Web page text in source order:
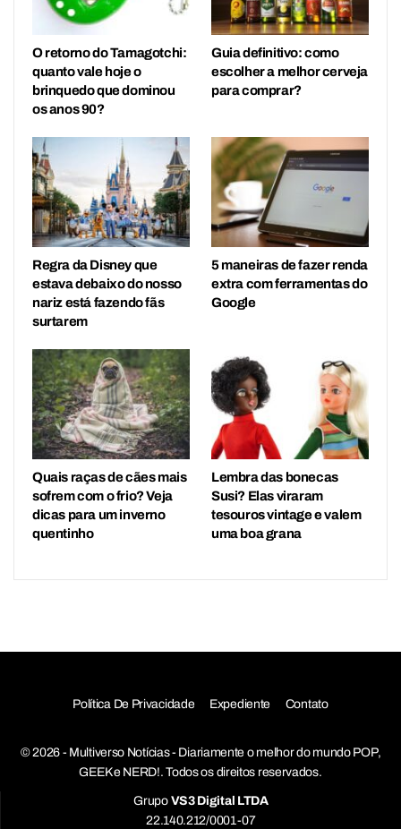
O retorno do Tamagotchi:
quanto vale hoje o
brinquedo que dominou
os anos 90?
Guia definitivo: como
escolher a melhor cerveja
para comprar?
Regra da Disney que
estava debaixo do nosso
nariz está fazendo fãs
surtarem
5 maneiras de fazer renda
extra com ferramentas do
Google
Quais raças de cães mais
sofrem com o frio? Veja
dicas para um inverno
quentinho
Lembra das bonecas
Susi? Elas viraram
tesouros vintage e valem
uma boa grana
Política De Privacidade Expediente Contato
© 2026 - Multiverso Notícias - Diariamente o melhor do mundo POP,
GEEK e NERD!. Todos os direitos reservados.
Grupo VS3 Digital LTDA
22.140.212/0001-07